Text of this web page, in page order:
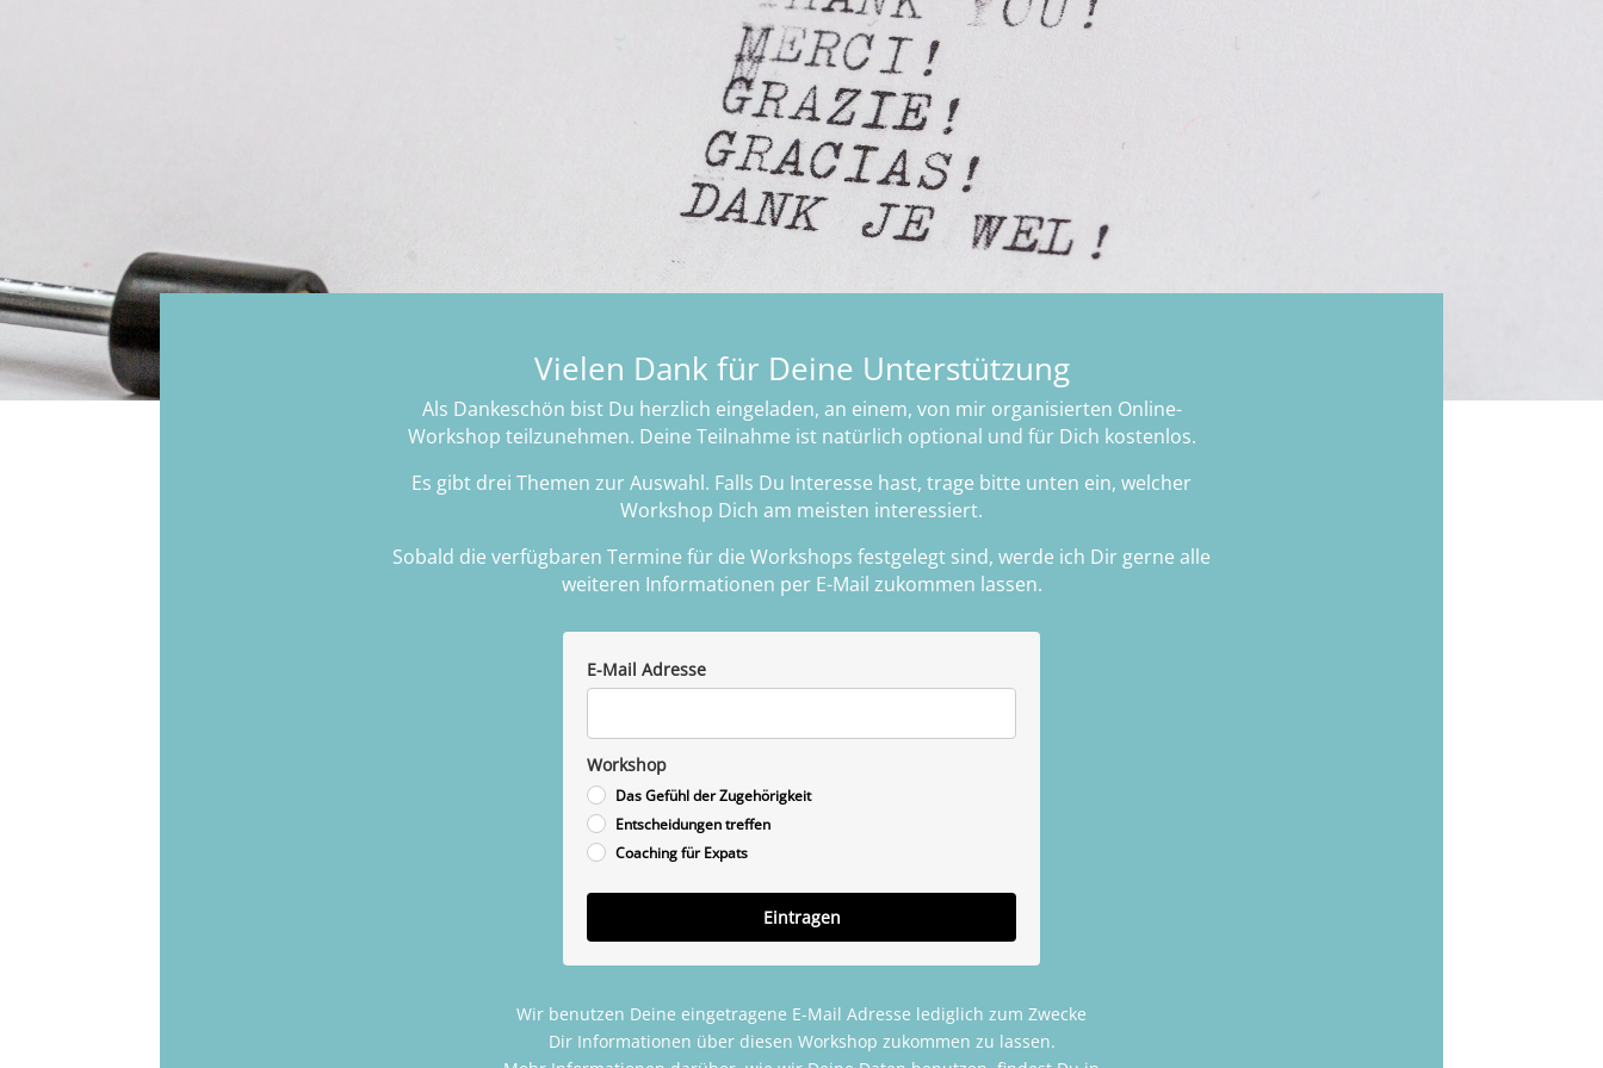
Vielen Dank für Deine Unterstützung
Als Dankeschön bist Du herzlich eingeladen, an einem, von mir organisierten Online-
Workshop teilzunehmen. Deine Teilnahme ist natürlich optional und für Dich kostenlos.
Es gibt drei Themen zur Auswahl. Falls Du Interesse hast, trage bitte unten ein, welcher
Workshop Dich am meisten interessiert.
Sobald die verfügbaren Termine für die Workshops festgelegt sind, werde ich Dir gerne alle
weiteren Informationen per E-Mail zukommen lassen.
E-Mail Adresse
Workshop
Das Gefühl der Zugehörigkeit
Entscheidungen treffen
Coaching für Expats
Eintragen
Wir benutzen Deine eingetragene E-Mail Adresse lediglich zum Zwecke
Dir Informationen über diesen Workshop zukommen zu lassen.